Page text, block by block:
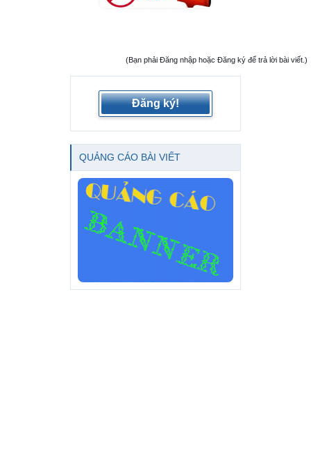
(Bạn phải Đăng nhập hoặc Đăng ký để trả lời bài viết.)
Đăng ký!
QUẢNG CÁO BÀI VIẾT